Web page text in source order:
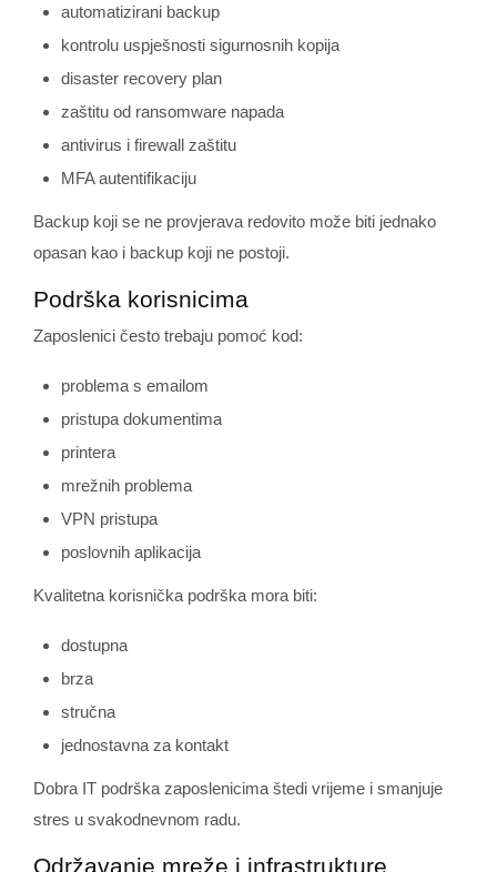
automatizirani backup
kontrolu uspješnosti sigurnosnih kopija
disaster recovery plan
zaštitu od ransomware napada
antivirus i firewall zaštitu
MFA autentifikaciju
Backup koji se ne provjerava redovito može biti jednako
opasan kao i backup koji ne postoji.
Podrška korisnicima
Zaposlenici često trebaju pomoć kod:
problema s emailom
pristupa dokumentima
printera
mrežnih problema
VPN pristupa
poslovnih aplikacija
Kvalitetna korisnička podrška mora biti:
dostupna
brza
stručna
jednostavna za kontakt
Dobra IT podrška zaposlenicima štedi vrijeme i smanjuje
stres u svakodnevnom radu.
Održavanje mreže i infrastrukture